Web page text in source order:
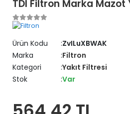
TDI Filtron Marka Mazot
Ürün Kodu
ZvILuXBWAK
Marka
Filtron
Kategori
Yakıt Filtresi
Stok
Var